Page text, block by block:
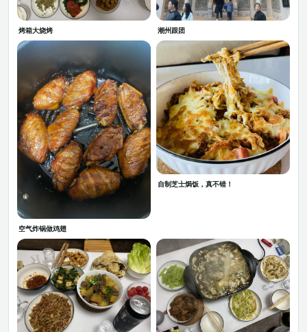
烤箱大烧烤 潮州跟团
空气炸锅做鸡翅
自制芝士焗饭，真不错！